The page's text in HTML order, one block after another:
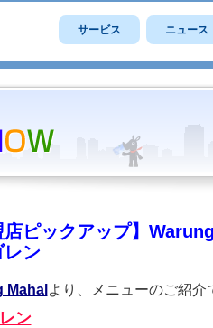
サービス ニュース
店ピックアップ】
レン
Mahal より、メニューのご紹介
ン